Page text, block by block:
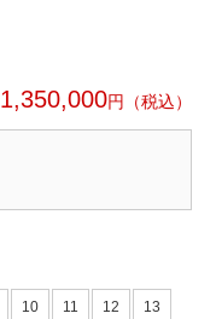
1,350,000円
10 11 12 13